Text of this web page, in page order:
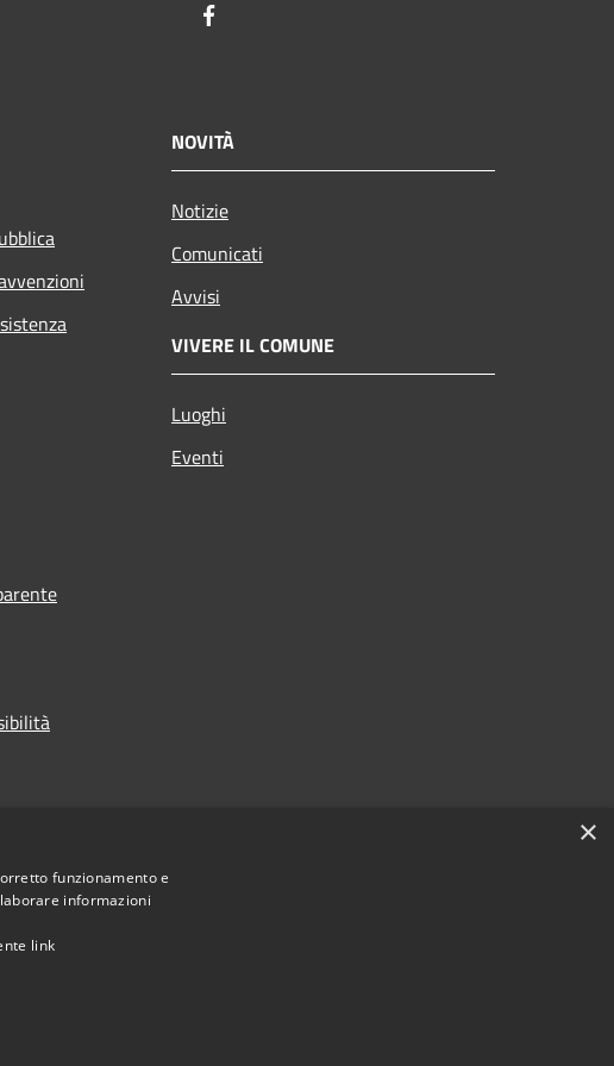
NOVITÀ
Notizie
Comunicati
Avvisi
VIVERE IL COMUNE
Luoghi
Eventi
• Comune di Casirate d'Adda • Powered by
×
funzionamento e
informazioni
link